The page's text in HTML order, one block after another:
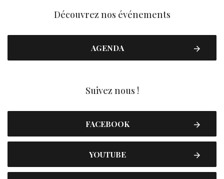
Découvrez nos événements
AGENDA
Suivez nous !
FACEBOOK
YOUTUBE